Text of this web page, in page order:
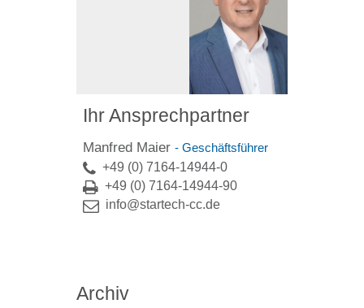
Ihr Ansprechpartner
Manfred Maier - Geschäftsführer
+49 (0) 7164-14944-0
+49 (0) 7164-14944-90
info@startech-cc.de
Archiv